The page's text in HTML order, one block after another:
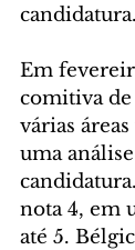
candidatura.
Em
comitiva de
várias
uma
nota 4, em
até 5.